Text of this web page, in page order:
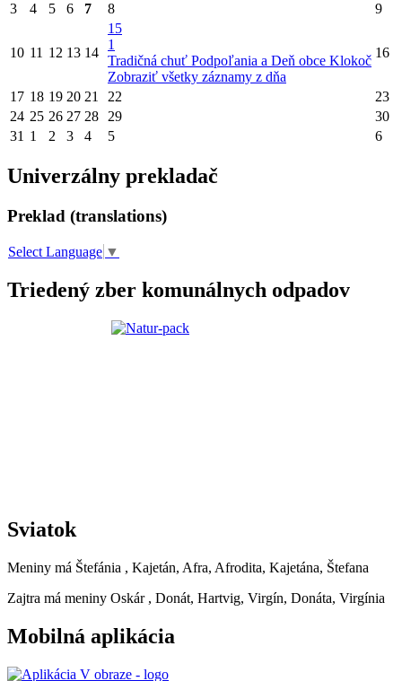
3 4 5 6 7 8 9
10 11 12 13 14
15
1
Tradičná chuť Podpoľania a Deň obce Klokoč
Zobraziť všetky záznamy z dňa
16
17 18 19 20 21 22
23
24 25 26 27 28 29
30
31 1 2 3 4 5 6
Univerzálny prekladač
Preklad (translations)
Select Language ▼
Triedený zber komunálnych odpadov
Sviatok
Meniny má Štefánia , Kajetán, Afra, Afrodita, Kajetána, Štefana
Zajtra má meniny Oskár , Donát, Hartvig, Virgín, Donáta, Virgínia
Mobilná aplikácia